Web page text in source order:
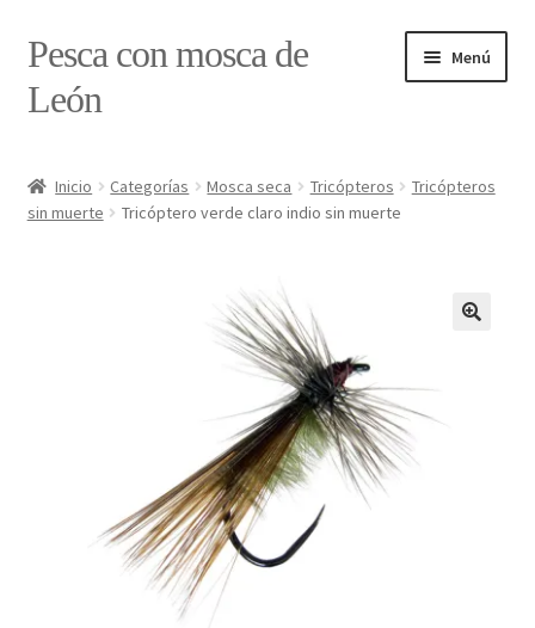
Ir
a
Ir
al
contenido
Pesca con mosca de
León
Menú
#7897 (sin título)
Estado de tramos de pesca
Realizar pedido
Regístrate al canal de noticias
Inicio Categorías Mosca seca Tricópteros
Tricópteros
sin muerte
Tricóptero verde claro indio sin muerte